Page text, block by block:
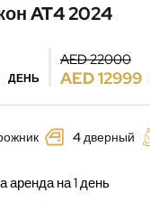
AT4 2024
ДЕНЬ
AED 22000
AED 12999
4 дверный
аренда на 1 день